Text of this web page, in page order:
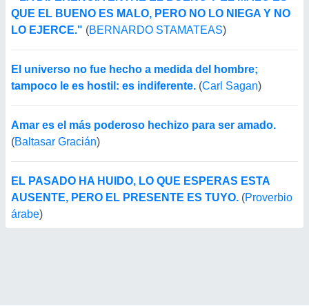
QUE EL BUENO ES MALO, PERO NO LO NIEGA Y NO
LO EJERCE." (BERNARDO STAMATEAS)
El universo no fue hecho a medida del hombre;
tampoco le es hostil: es indiferente. (Carl Sagan)
Amar es el más poderoso hechizo para ser amado.
(Baltasar Gracián)
EL PASADO HA HUIDO, LO QUE ESPERAS ESTA
AUSENTE, PERO EL PRESENTE ES TUYO. (Proverbio
árabe)